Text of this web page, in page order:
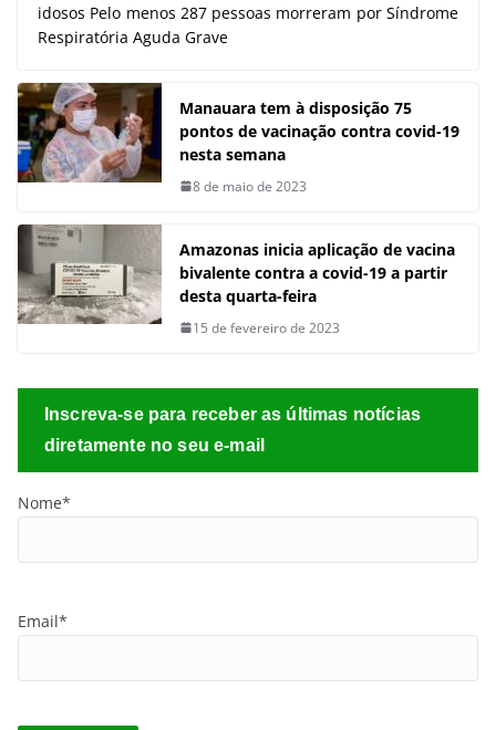
idosos Pelo menos 287 pessoas morreram por Síndrome
Respiratória Aguda Grave
Manauara tem à disposição 75
pontos de vacinação contra covid-19
nesta semana
8 de maio de 2023
Amazonas inicia aplicação de vacina
bivalente contra a covid-19 a partir
desta quarta-feira
15 de fevereiro de 2023
Inscreva-se para receber as últimas notícias
diretamente no seu e-mail
Nome*
Email*